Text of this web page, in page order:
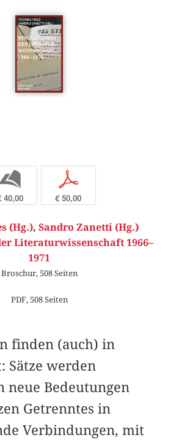
40,00
p
€ 50,00
(Hg.), Sandro Zanetti (Hg.)
Literaturwissenschaft 1966–
1971
Broschur, 508 Seiten
PDF, 508 Seiten
finden (auch) in
Sätze werden
neue Bedeutungen
Getrenntes in
Verbindungen, mit